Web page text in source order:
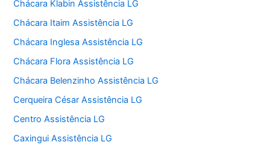
Chácara Klabin Assistência LG
Chácara Itaim Assistência LG
Chácara Inglesa Assistência LG
Chácara Flora Assistência LG
Chácara Belenzinho Assistência LG
Cerqueira César Assistência LG
Centro Assistência LG
Caxingui Assistência LG